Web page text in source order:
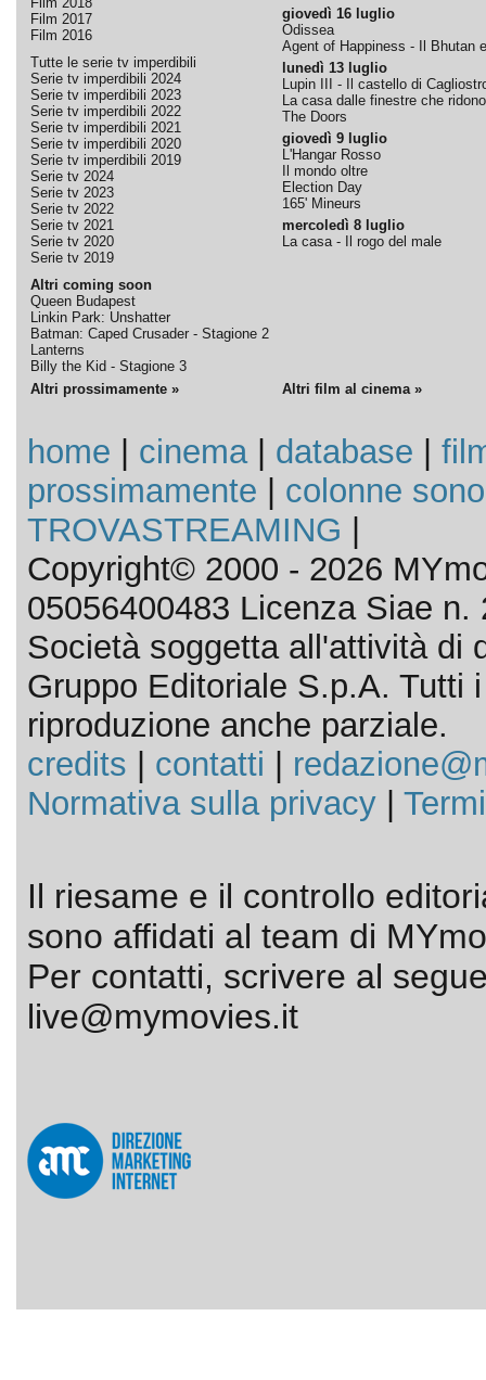
Film 2017
Film 2016
Tutte le serie tv imperdibili
Serie tv imperdibili 2024
Serie tv imperdibili 2023
Serie tv imperdibili 2022
Serie tv imperdibili 2021
Serie tv imperdibili 2020
Serie tv imperdibili 2019
Serie tv 2024
Serie tv 2023
Serie tv 2022
Serie tv 2021
Serie tv 2020
Serie tv 2019
Altri coming soon
Queen Budapest
Linkin Park: Unshatter
Batman: Caped Crusader - Stagione 2
Lanterns
Billy the Kid - Stagione 3
giovedì 16 luglio
Odissea
Agent of Happiness - Il Bhutan
lunedì 13 luglio
Lupin III - Il castello di
La casa dalle finestre che ridono
The Doors
giovedì 9 luglio
L'Hangar Rosso
Il mondo oltre
Election Day
165' Mineurs
mercoledì 8 luglio
La casa - Il rogo del male
Altri prossimamente » Altri film al cinema »
home cinema| database
prossimamente
colonne
TROVASTREAMING
Copyright© 2000 - 2026
05056400483 Licenza Siae n.
Società soggetta all'attività di
Gruppo Editoriale S.p.A. Tutti
riproduzione anche parziale.
credits
contatti
Normativa sulla privacy|
Il riesame e il controllo
sono affidati al team di
Per contatti, scrivere al
live@mymovies.it